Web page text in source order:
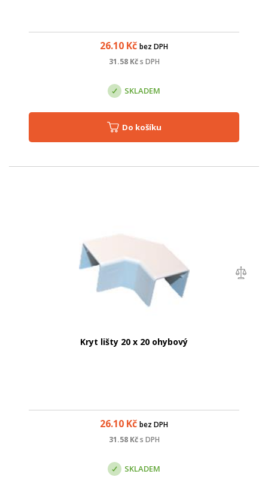
26.10 Kč bez DPH
31.58Kč s DPH
SKLADEM
Do košíku
Kryt lišty 20 x 20 ohybový
26.10 Kč bez DPH
31.58Kč s DPH
SKLADEM